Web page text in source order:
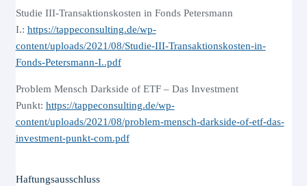
Studie III-Transaktionskosten in Fonds Petersmann
I.: https://tappeconsulting.de/wp-
content/uploads/2021/08/Studie-III-Transaktionskosten-in-
Fonds-Petersmann-I..pdf
Problem Mensch Darkside of ETF – Das Investment
Punkt: https://tappeconsulting.de/wp-
content/uploads/2021/08/problem-mensch-darkside-of-etf-das-
investment-punkt-com.pdf
Haftungsausschluss